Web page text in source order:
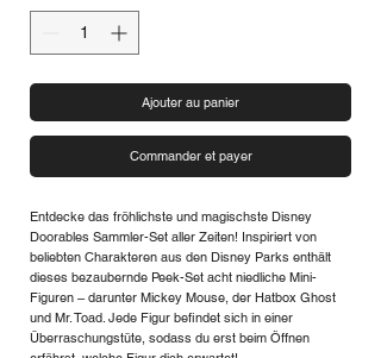
Ajouter au panier
Commander et payer
Entdecke das fröhlichste und magischste Disney
Doorables Sammler-Set aller Zeiten! Inspiriert von
beliebten Charakteren aus den Disney Parks enthält
dieses bezaubernde Peek-Set acht niedliche Mini-
Figuren – darunter Mickey Mouse, der Hatbox Ghost
und Mr. Toad. Jede Figur befindet sich in einer
Überraschungstüte, sodass du erst beim Öffnen